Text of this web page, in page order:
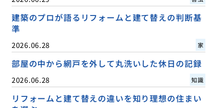
建築のプロが語るリフォームと建て替えの判断基
準
2026.06.28 家
部屋の中から網戸を外して丸洗いした休日の記録
2026.06.28 知識
リフォームと建て替えの違いを知り理想の住まい